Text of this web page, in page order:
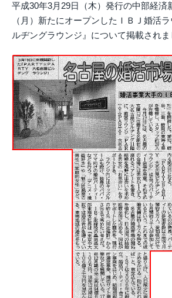
平成30年3月29日（木）発行の中部経済
（月）新たにオープンしたＩＢＪ婚活
ルヂングラウンジ』について掲載されま